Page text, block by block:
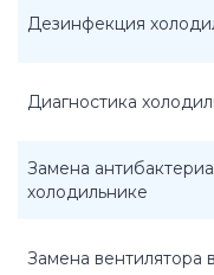
Дезинфекция
Диагностика
Замена
холодильнике
Замена вентилятора